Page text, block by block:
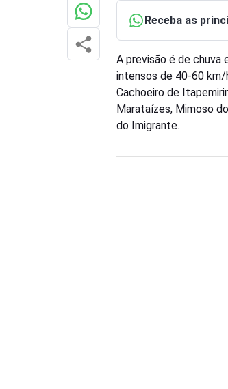
Receba as
A previsão é de
intensos de 40-60 km/
Cachoeiro de
Marataízes, Mimoso
do Imigrante.